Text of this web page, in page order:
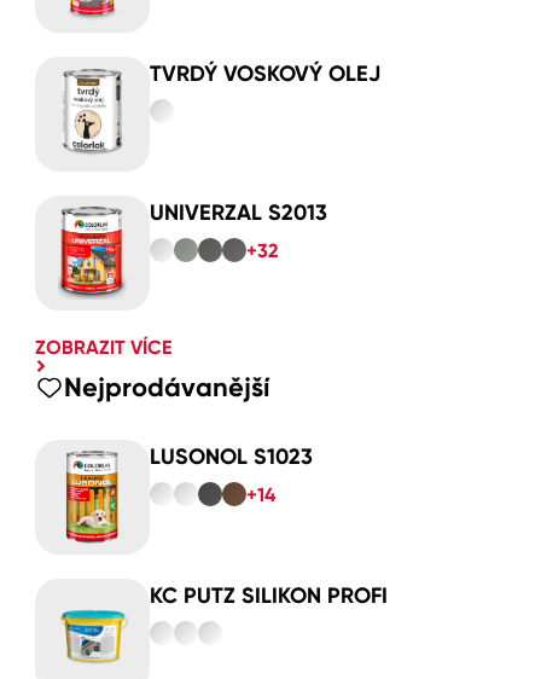
TVRDÝ VOSKOVÝ OLEJ
UNIVERZAL S2013
+32
ZOBRAZIT VÍCE
Nejprodávanější
LUSONOL S1023
+14
KC PUTZ SILIKON PROFI